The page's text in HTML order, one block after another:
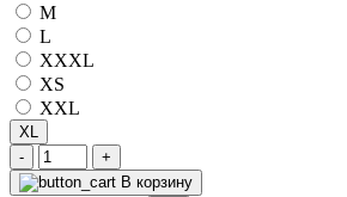
M
L
XXXL
XS
XXL
XL
-
+
В корзину